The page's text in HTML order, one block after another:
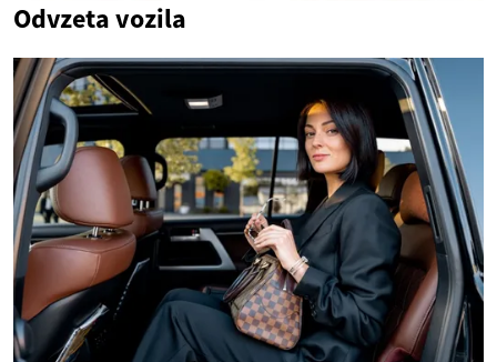
Odvzeta vozila